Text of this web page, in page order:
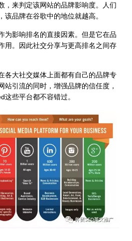
，来判定该网站的品牌影响度。人们
该品牌在谷歌中的地位就越高。
为影响排名的直接因素。但是它在品
用。因此社交分享与更高排名之间存
各大社交媒体上面都有自己的品牌专
站引流的同时，增强品牌的信任度，
些平台都不容错过。